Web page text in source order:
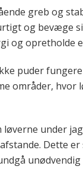
greb og
og bevæge
og opretholde
puder
områder, hvor
under
Dette